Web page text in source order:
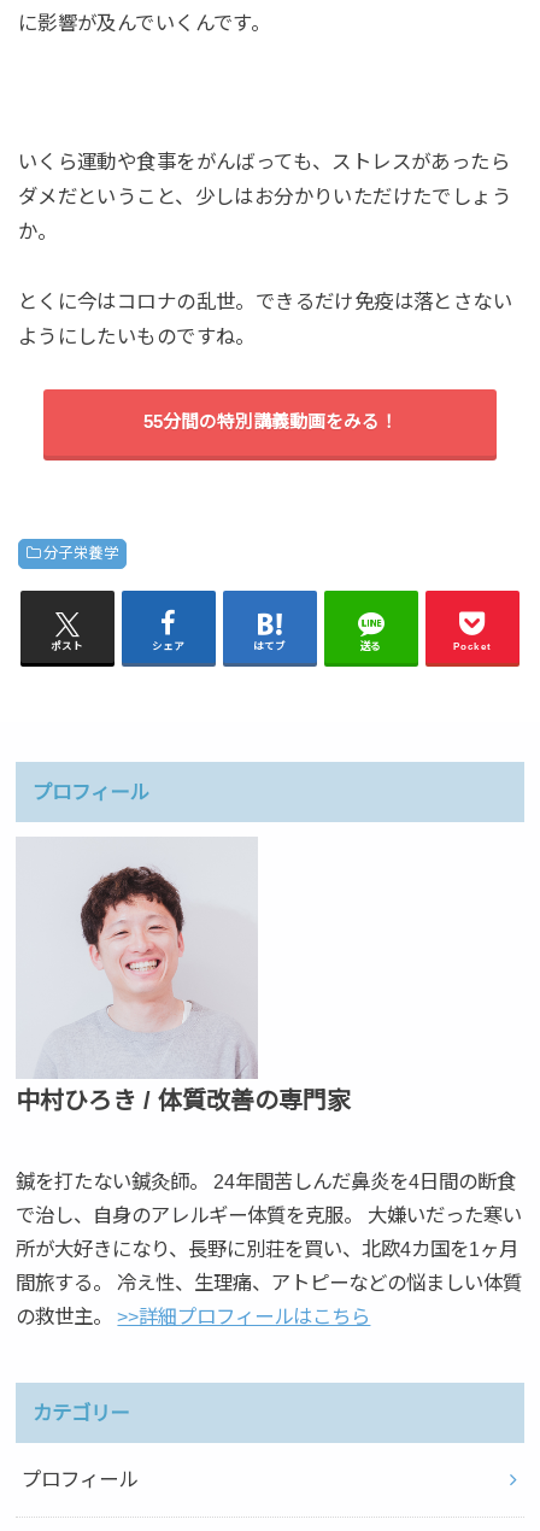
に影響が及んでいくんです。
いくら運動や食事をがんばっても、ストレスがあったら
ダメだということ、少しはお分かりいただけたでしょう
か。
とくに今はコロナの乱世。できるだけ免疫は落とさない
ようにしたいものですね。
55分間の特別講義動画をみる！
分子栄養学
ポスト シェア はてブ 送る Pocket
プロフィール
中村ひろき / 体質改善の専門家
鍼を打たない鍼灸師。 24年間苦しんだ鼻炎を4日間の断食
で治し、自身のアレルギー体質を克服。 大嫌いだった寒い
所が大好きになり、長野に別荘を買い、北欧4カ国を1ヶ月
間旅する。 冷え性、生理痛、アトピーなどの悩ましい体質
の救世主。>>詳細プロフィールはこちら
カテゴリー
プロフィール